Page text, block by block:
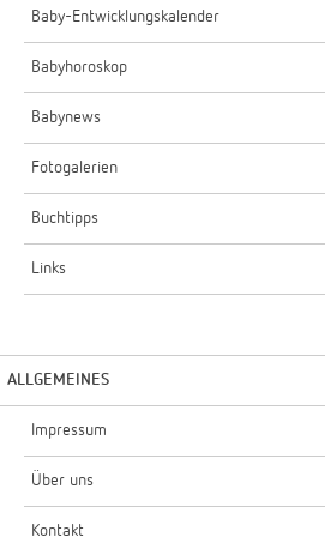
Baby-Entwicklungskalender
Babyhoroskop
Babynews
Fotogalerien
Buchtipps
Links
ALLGEMEINES
Impressum
Über uns
Kontakt